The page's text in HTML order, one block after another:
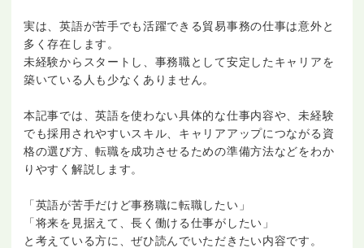
実は、英語が苦手でも活躍できる貿易事務の仕事は意外と
多く存在します。
未経験からスタートし、事務職として安定したキャリアを
築いている人も少なくありません。
本記事では、英語を使わない具体的な仕事内容や、未経験
でも採用されやすいスキル、キャリアアップにつながる資
格の選び方、転職を成功させるための準備方法などをわか
りやすく解説します。
「英語が苦手だけど事務職に転職したい」
「将来を見据えて、長く働ける仕事がしたい」
と考えている方に、ぜひ読んでいただきたい内容です。